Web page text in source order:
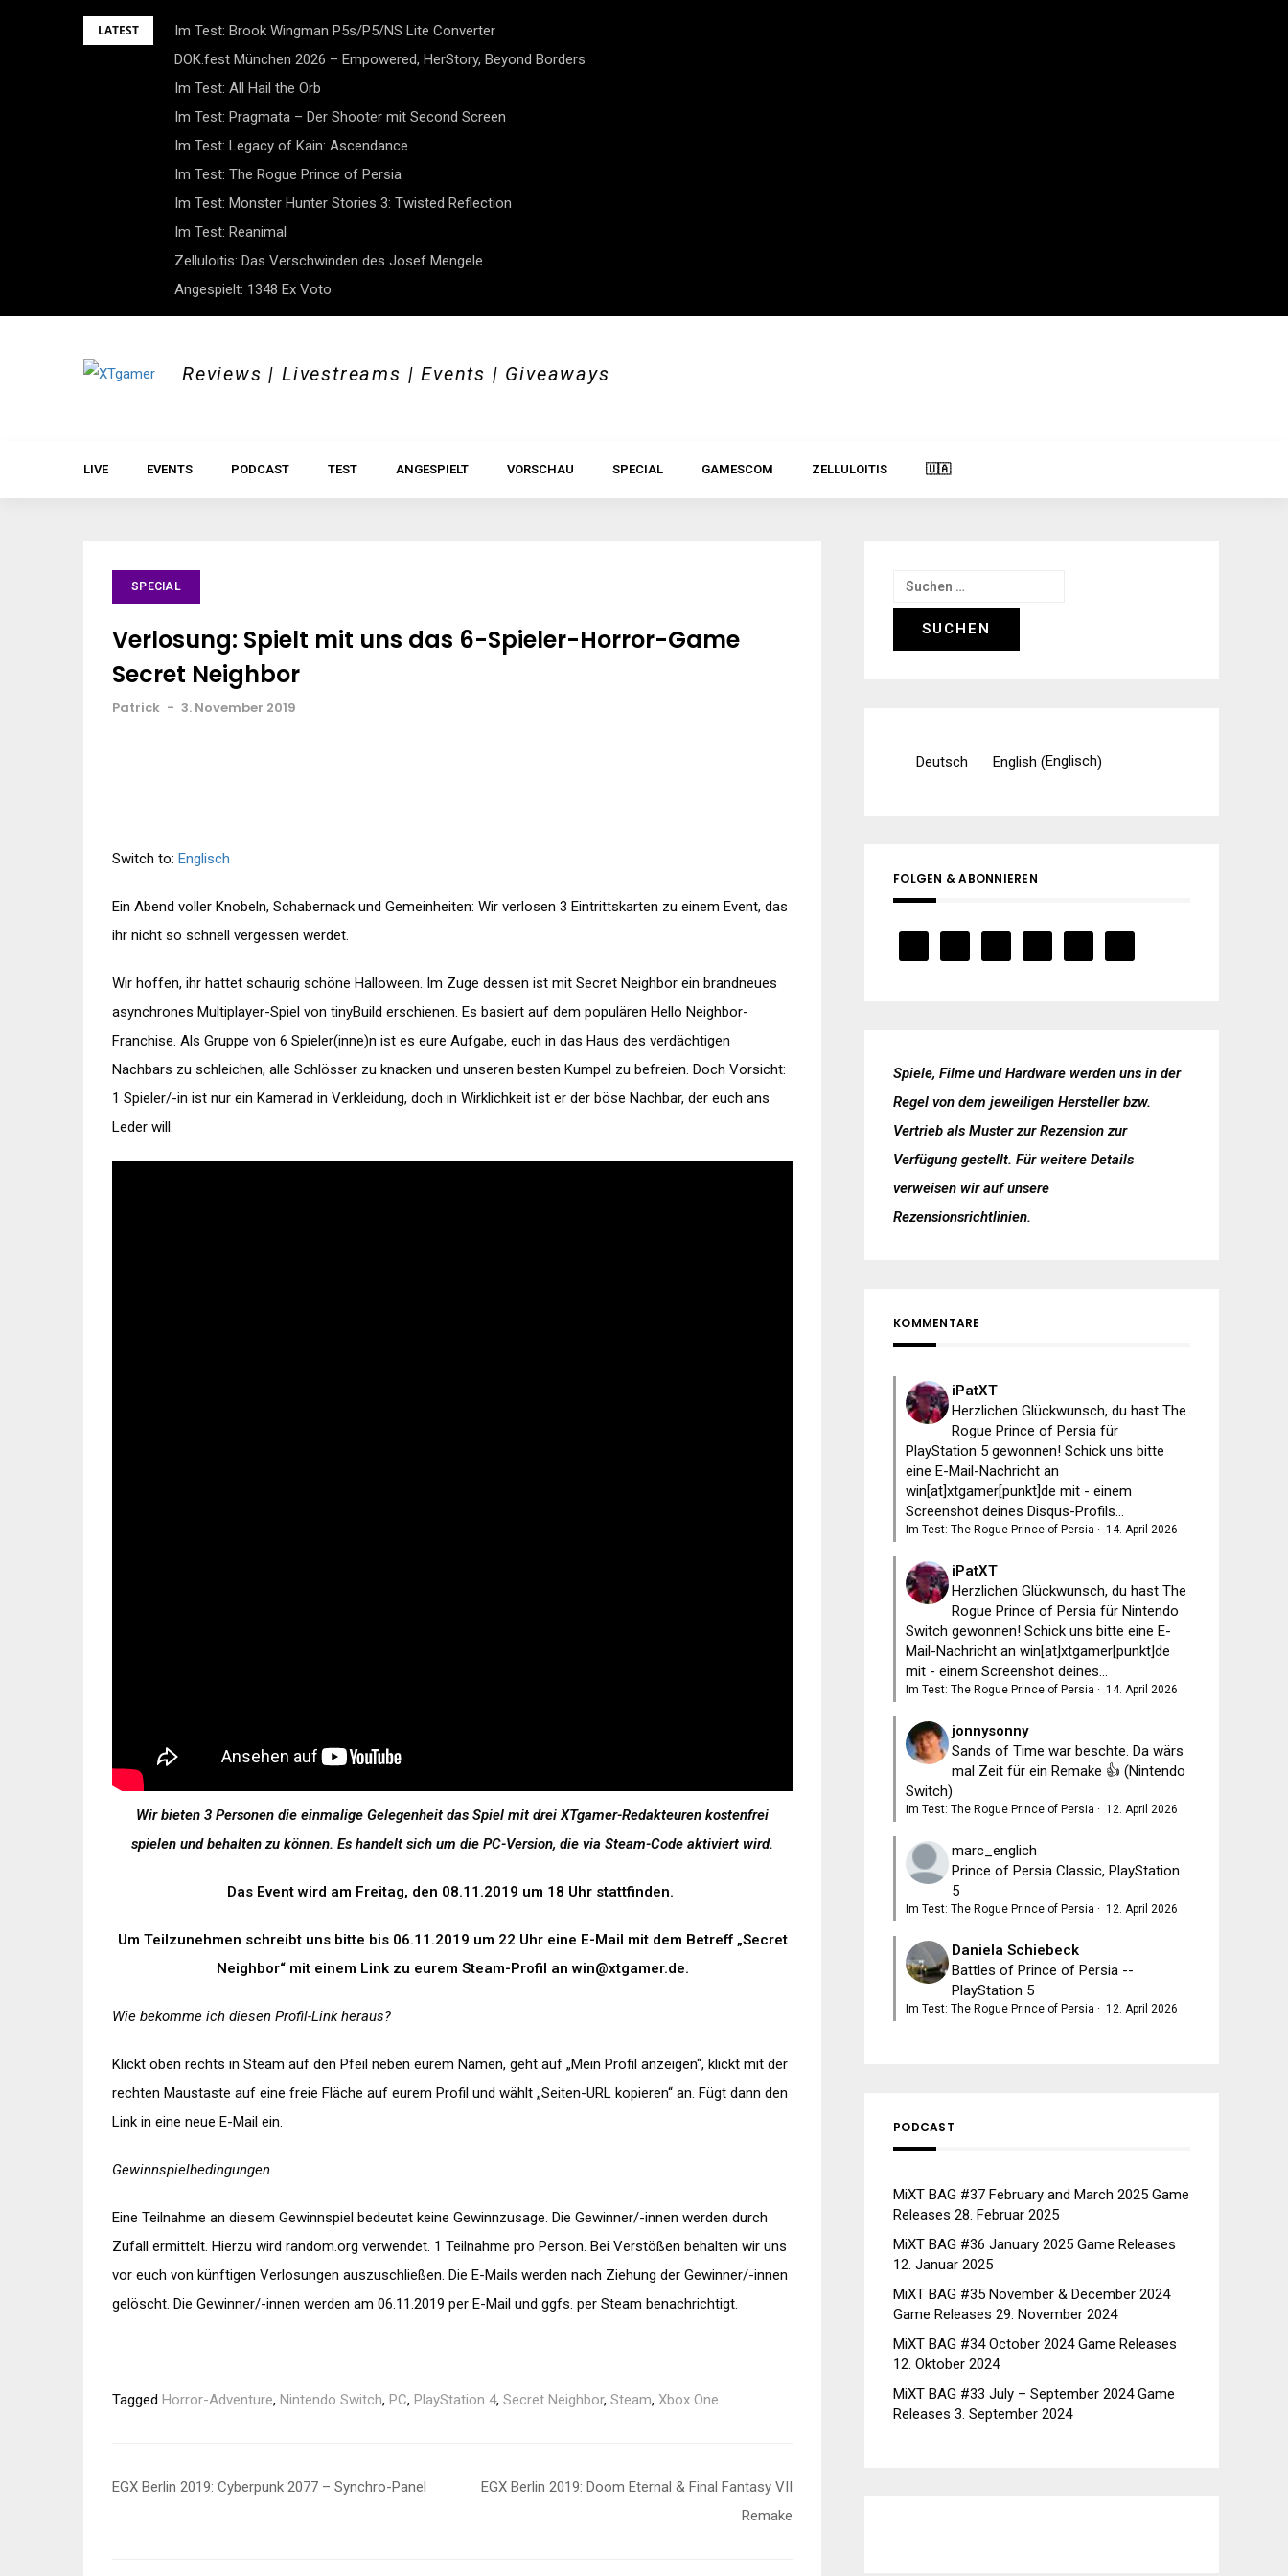
LATEST
Im Test: Brook Wingman P5s/P5/NS Lite Converter
DOK.fest München 2026 – Empowered, HerStory, Beyond Borders
Im Test: All Hail the Orb
Im Test: Pragmata – Der Shooter mit Second Screen
Im Test: Legacy of Kain: Ascendance
Im Test: The Rogue Prince of Persia
Im Test: Monster Hunter Stories 3: Twisted Reflection
Im Test: Reanimal
Zelluloitis: Das Verschwinden des Josef Mengele
Angespielt: 1348 Ex Voto
Reviews | Livestreams | Events | Giveaways
LIVE EVENTS PODCAST TEST ANGESPIELT VORSCHAU SPECIAL GAMESCOM ZELLULOITIS 🇺🇦
SPECIAL
Verlosung: Spielt mit uns das 6-Spieler-Horror-Game
Secret Neighbor
Patrick - 3. November 2019
Switch to: Englisch
Ein Abend voller Knobeln, Schabernack und Gemeinheiten: Wir verlosen 3 Eintrittskarten zu einem Event, das
ihr nicht so schnell vergessen werdet.
Wir hoffen, ihr hattet schaurig schöne Halloween. Im Zuge dessen ist mit Secret Neighbor ein brandneues
asynchrones Multiplayer-Spiel von tinyBuild erschienen. Es basiert auf dem populären Hello Neighbor-
Franchise. Als Gruppe von 6 Spieler(inne)n ist es eure Aufgabe, euch in das Haus des verdächtigen
Nachbars zu schleichen, alle Schlösser zu knacken und unseren besten Kumpel zu befreien. Doch Vorsicht:
1 Spieler/-in ist nur ein Kamerad in Verkleidung, doch in Wirklichkeit ist er der böse Nachbar, der euch ans
Leder will.
Wir bieten 3 Personen die einmalige Gelegenheit das Spiel mit drei XTgamer-Redakteuren kostenfrei
spielen und behalten zu können. Es handelt sich um die PC-Version, die via Steam-Code aktiviert wird.
Das Event wird am Freitag, den 08.11.2019 um 18 Uhr stattfinden.
Um Teilzunehmen schreibt uns bitte bis 06.11.2019 um 22 Uhr eine E-Mail mit dem Betreff „Secret
Neighbor“ mit einem Link zu eurem Steam-Profil an win@xtgamer.de.
Wie bekomme ich diesen Profil-Link heraus?
Klickt oben rechts in Steam auf den Pfeil neben eurem Namen, geht auf „Mein Profil anzeigen“, klickt mit der
rechten Maustaste auf eine freie Fläche auf eurem Profil und wählt „Seiten-URL kopieren“ an. Fügt dann den
Link in eine neue E-Mail ein.
Gewinnspielbedingungen
Eine Teilnahme an diesem Gewinnspiel bedeutet keine Gewinnzusage. Die Gewinner/-innen werden durch
Zufall ermittelt. Hierzu wird random.org verwendet. 1 Teilnahme pro Person. Bei Verstößen behalten wir uns
vor euch von künftigen Verlosungen auszuschließen. Die E-Mails werden nach Ziehung der Gewinner/-innen
gelöscht. Die Gewinner/-innen werden am 06.11.2019 per E-Mail und ggfs. per Steam benachrichtigt.
Tagged Horror-Adventure, Nintendo Switch, PC, PlayStation 4, Secret Neighbor, Steam, Xbox One
Beitragsnavigation
EGX Berlin 2019: Cyberpunk 2077 – Synchro-Panel
EGX Berlin 2019: Doom Eternal & Final Fantasy VII
Remake
Suchen
nach:
Deutsch English (Englisch)
FOLGEN & ABONNIEREN
Spiele, Filme und Hardware werden uns in der
Regel von dem jeweiligen Hersteller bzw.
Vertrieb als Muster zur Rezension zur
Verfügung gestellt. Für weitere Details
verweisen wir auf unsere
Rezensionsrichtlinien.
KOMMENTARE
iPatXT
Herzlichen Glückwunsch, du hast The
Rogue Prince of Persia für
PlayStation 5 gewonnen! Schick uns bitte
eine E-Mail-Nachricht an
win[at]xtgamer[punkt]de mit - einem
Screenshot deines Disqus-Profils...
Im Test: The Rogue Prince of Persia · 14. April 2026
iPatXT
Herzlichen Glückwunsch, du hast The
Rogue Prince of Persia für Nintendo
Switch gewonnen! Schick uns bitte eine E-
Mail-Nachricht an win[at]xtgamer[punkt]de
mit - einem Screenshot deines...
Im Test: The Rogue Prince of Persia · 14. April 2026
jonnysonny
Sands of Time war beschte. Da wärs
mal Zeit für ein Remake 👍 (Nintendo
Switch)
Im Test: The Rogue Prince of Persia · 12. April 2026
marc_englich
Prince of Persia Classic, PlayStation
5
Im Test: The Rogue Prince of Persia · 12. April 2026
Daniela Schiebeck
Battles of Prince of Persia --
PlayStation 5
Im Test: The Rogue Prince of Persia · 12. April 2026
PODCAST
MiXT BAG #37 February and March 2025 Game
Releases 28. Februar 2025
MiXT BAG #36 January 2025 Game Releases
12. Januar 2025
MiXT BAG #35 November & December 2024
Game Releases 29. November 2024
MiXT BAG #34 October 2024 Game Releases
12. Oktober 2024
MiXT BAG #33 July – September 2024 Game
Releases 3. September 2024